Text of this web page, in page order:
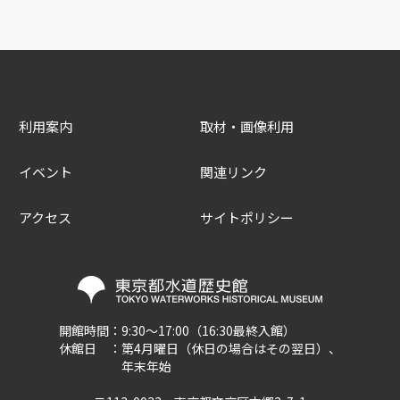
開館時間： 9:30～17:00（16:30最終入館）
休館日 ： 第4月曜日（休日の場合はその翌日）、
年末年始
利用案内
イベント
アクセス
取材・画像利用
関連リンク
サイトポリシー